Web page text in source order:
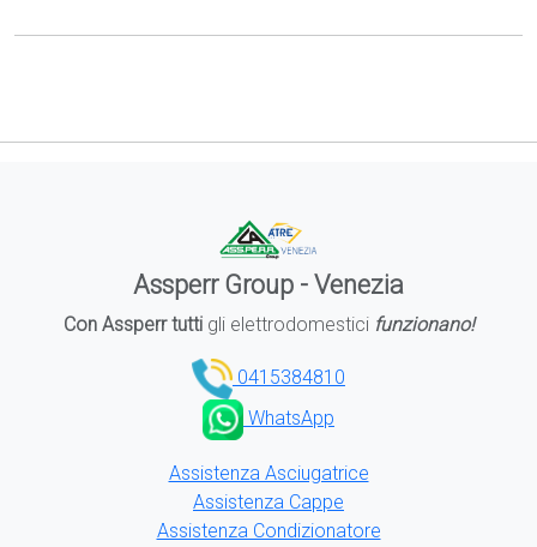
Assperr Group - Venezia
Con Assperr tuttigli elettrodomestici funzionano!
0415384810
WhatsApp
Assistenza Asciugatrice
Assistenza Cappe
Assistenza Condizionatore